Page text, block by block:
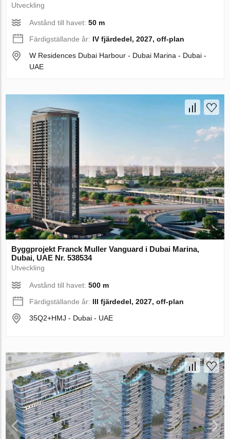
Utveckling
Avstånd till havet:50 m
Färdigställande år: IV fjärdedel, 2027, off-plan
W Residences Dubai Harbour - Dubai Marina - Dubai -
UAE
Byggprojekt Franck Muller Vanguard i Dubai Marina,
Dubai, UAE Nr. 538534
Utveckling
Avstånd till havet:500 m
Färdigställande år: III fjärdedel, 2027, off-plan
35Q2+HMJ - Dubai - UAE